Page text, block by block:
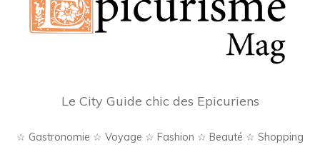
Le City Guide chic des Epicuriens
☆ Gastronomie ☆ Voyage ☆ Fashion ☆ Beauté ☆ Shopping